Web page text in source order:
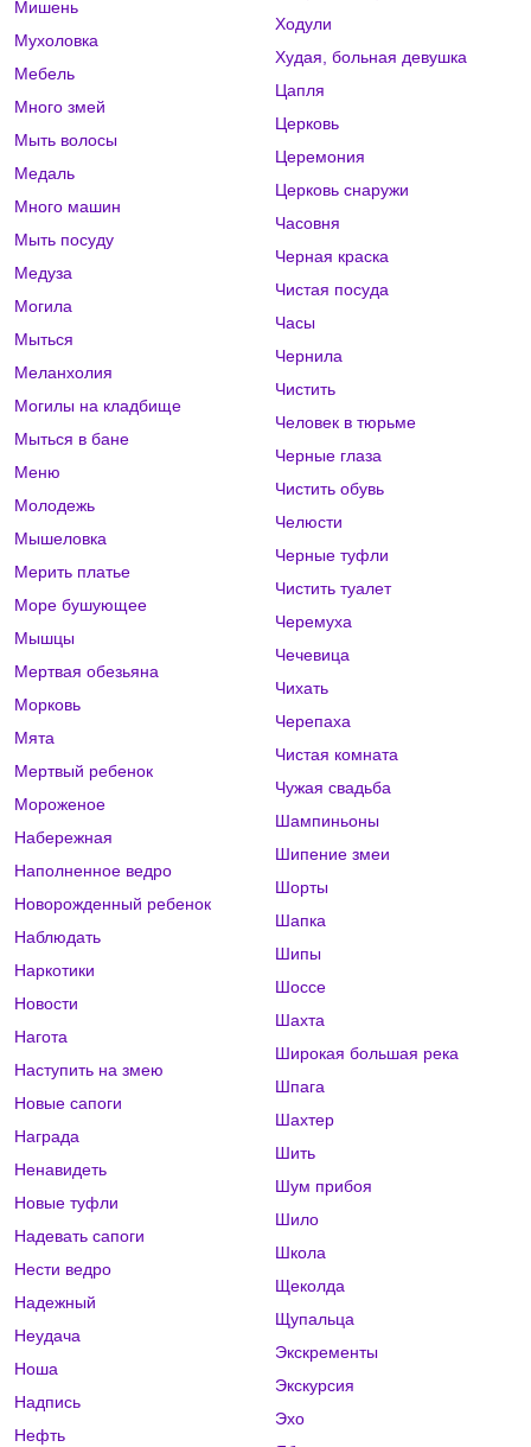
Мишень
Мухоловка
Мебель
Много змей
Мыть волосы
Медаль
Много машин
Мыть посуду
Медуза
Могила
Мыться
Меланхолия
Могилы на кладбище
Мыться в бане
Меню
Молодежь
Мышеловка
Мерить платье
Море бушующее
Мышцы
Мертвая обезьяна
Морковь
Мята
Мертвый ребенок
Мороженое
Набережная
Наполненное ведро
Новорожденный ребенок
Наблюдать
Наркотики
Новости
Нагота
Наступить на змею
Новые сапоги
Награда
Ненавидеть
Новые туфли
Надевать сапоги
Нести ведро
Надежный
Неудача
Ноша
Надпись
Нефть
Ходули
Худая, больная девушка
Цапля
Церковь
Церемония
Церковь снаружи
Часовня
Черная краска
Чистая посуда
Часы
Чернила
Чистить
Человек в тюрьме
Черные глаза
Чистить обувь
Челюсти
Черные туфли
Чистить туалет
Черемуха
Чечевица
Чихать
Черепаха
Чистая комната
Чужая свадьба
Шампиньоны
Шипение змеи
Шорты
Шапка
Шипы
Шоссе
Шахта
Широкая большая река
Шпага
Шахтер
Шить
Шум прибоя
Шило
Школа
Щеколда
Щупальца
Экскременты
Экскурсия
Эхо